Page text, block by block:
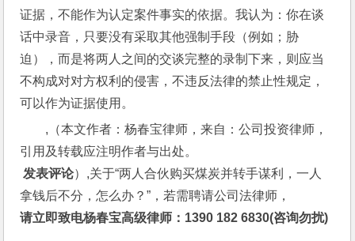
证据，不能作为认定案件事实的依据。我认为：你在谈
话中录音，只要没有采取其他强制手段（例如；胁
迫），而是将两人之间的交谈完整的录制下来，则应当
不构成对对方权利的侵害，不违反法律的禁止性规定，
可以作为证据使用。
,（本文作者：杨春宝律师，来自：公司投资律师，
引用及转载应注明作者与出处。
发表评论）,关于“两人合伙购买煤炭并转手谋利，一人
拿钱后不分，怎么办？”，若需聘请公司法律师，
请立即致电杨春宝高级律师：1390 182 6830(咨询勿扰)